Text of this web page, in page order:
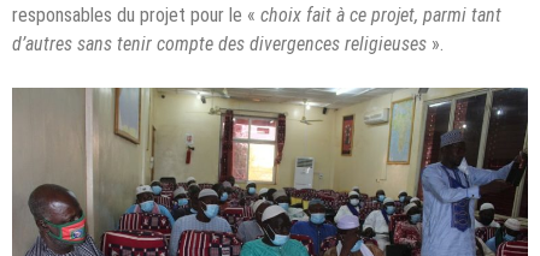
responsables du projet pour le « choix fait à ce projet, parmi tant
d’autres sans tenir compte des divergences religieuses ».